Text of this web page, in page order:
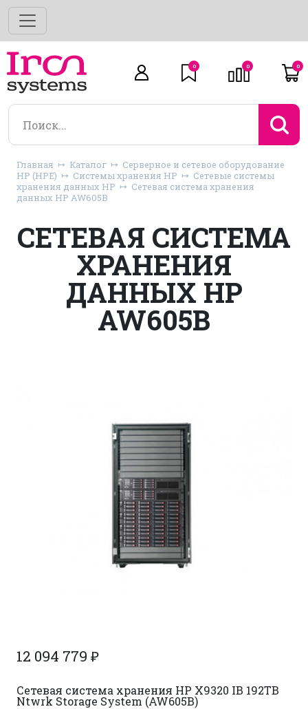
0 0 0
Главная Каталог
Серверное и сетевое оборудование
HP (HPE)
Системы хранения HP
Сетевые системы
хранения данных HP
Сетевая система хранения
данных HP AW605B
СЕТЕВАЯ СИСТЕМА
ХРАНЕНИЯ
ДАННЫХ HP
AW605B
12 094 779 ₽
Сетевая система хранения HP X9320 IB 192TB
Ntwrk Storage System (AW605B)